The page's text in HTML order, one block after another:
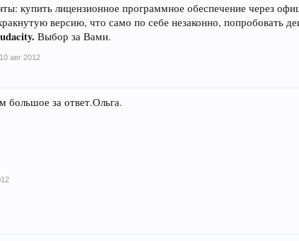
купить лицензионное программное обеспечение через
версию, что само по себе незаконно, попробовать
Выбор за Вами.
10 авг 2012
большое за ответ.Ольга.